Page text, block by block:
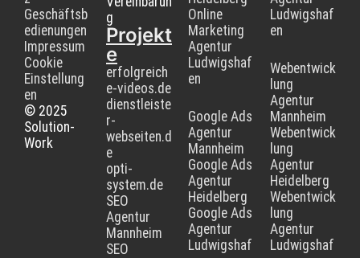
Geschäftsb
edienungen
Impressum
Cookie
Einstellung
en
© 2025
Solution-
Work
g
Projekt
e
erfolgreich
e-videos.de
dienstleiste
r-
webseiten.d
e
opti-
system.de
SEO
Agentur
Mannheim
SEO
Online
Marketing
Agentur
Ludwigshaf
en
Google Ads
Agentur
Mannheim
Google Ads
Agentur
Heidelberg
Google Ads
Agentur
Ludwigshaf
Ludwigshaf
en
Webentwick
lung
Agentur
Mannheim
Webentwick
lung
Agentur
Heidelberg
Webentwick
lung
Agentur
Ludwigshaf